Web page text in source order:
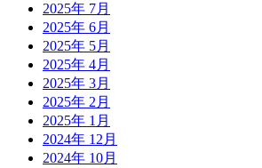
2025年 7月
2025年 6月
2025年 5月
2025年 4月
2025年 3月
2025年 2月
2025年 1月
2024年 12月
2024年 10月